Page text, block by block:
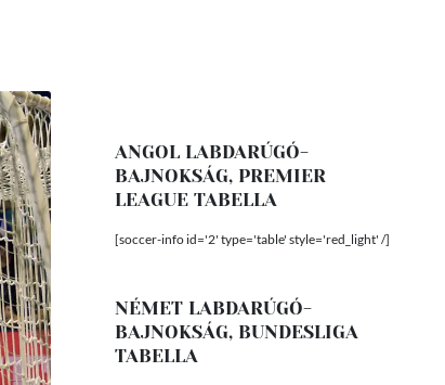
ANGOL LABDARÚGÓ-
BAJNOKSÁG, PREMIER
LEAGUE TABELLA
[soccer-info id='2' type='table' style='red_light' /]
NÉMET LABDARÚGÓ-
BAJNOKSÁG, BUNDESLIGA
TABELLA